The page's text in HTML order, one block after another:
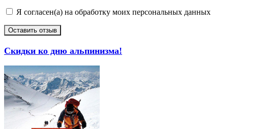
Я согласен(а) на обработку моих персональных данных
Оставить отзыв
Скидки ко дню альпинизма!